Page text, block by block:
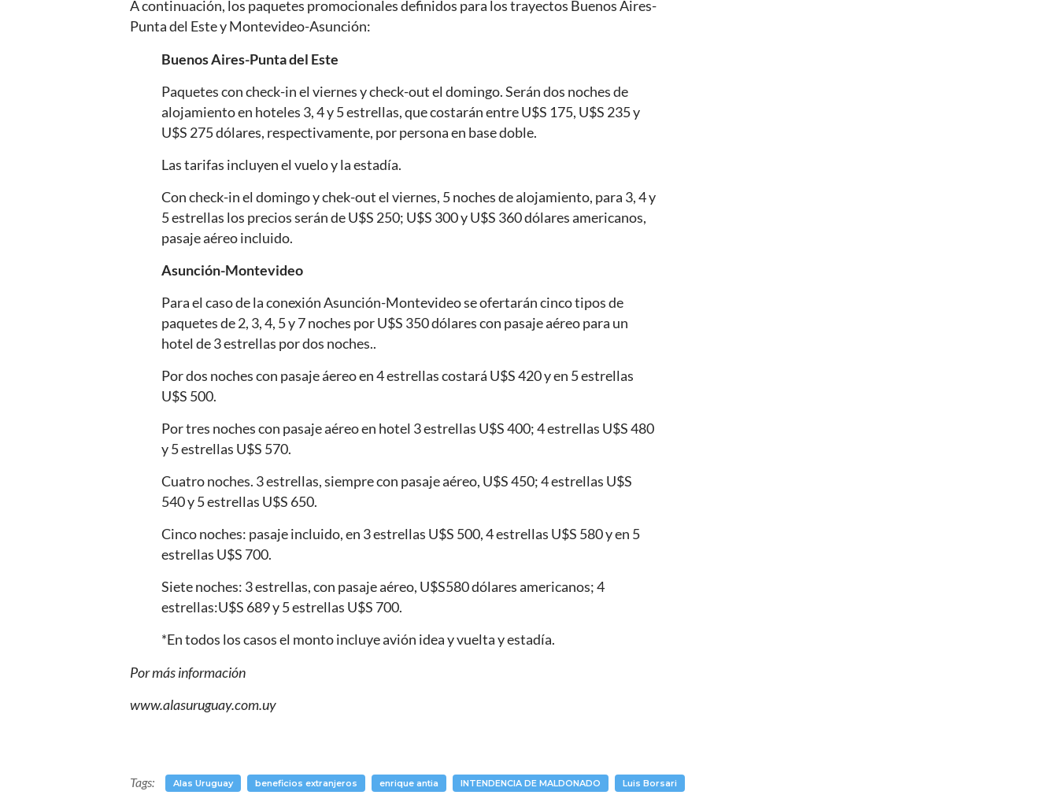
A continuación, los paquetes promocionales definidos para los trayectos Buenos Aires-
Punta del Este y Montevideo-Asunción:
Buenos Aires-Punta del Este
Paquetes con check-in el viernes y check-out el domingo. Serán dos noches de
alojamiento en hoteles 3, 4 y 5 estrellas, que costarán entre U$S 175, U$S 235 y
U$S 275 dólares, respectivamente, por persona en base doble.
Las tarifas incluyen el vuelo y la estadía.
Con check-in el domingo y chek-out el viernes, 5 noches de alojamiento, para 3, 4 y
5 estrellas los precios serán de U$S 250; U$S 300 y U$S 360 dólares americanos,
pasaje aéreo incluido.
Asunción-Montevideo
Para el caso de la conexión Asunción-Montevideo se ofertarán cinco tipos de
paquetes de 2, 3, 4, 5 y 7 noches por U$S 350 dólares con pasaje aéreo para un
hotel de 3 estrellas por dos noches..
Por dos noches con pasaje áereo en 4 estrellas costará U$S 420 y en 5 estrellas
U$S 500.
Por tres noches con pasaje aéreo en hotel 3 estrellas U$S 400; 4 estrellas U$S 480
y 5 estrellas U$S 570.
Cuatro noches. 3 estrellas, siempre con pasaje aéreo, U$S 450; 4 estrellas U$S
540 y 5 estrellas U$S 650.
Cinco noches: pasaje incluido, en 3 estrellas U$S 500, 4 estrellas U$S 580 y en 5
estrellas U$S 700.
Siete noches: 3 estrellas, con pasaje aéreo, U$S580 dólares americanos; 4
estrellas:U$S 689 y 5 estrellas U$S 700.
*En todos los casos el monto incluye avión idea y vuelta y estadía.
Por más información
www.alasuruguay.com.uy
Tags: Alas Uruguay beneficios extranjeros enrique antia INTENDENCIA DE MALDONADO Luis Borsari